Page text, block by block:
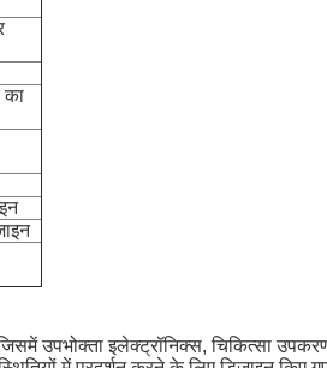
का
उपभोक्ता इलेक्ट्रॉनिक्स, चिकित्सा